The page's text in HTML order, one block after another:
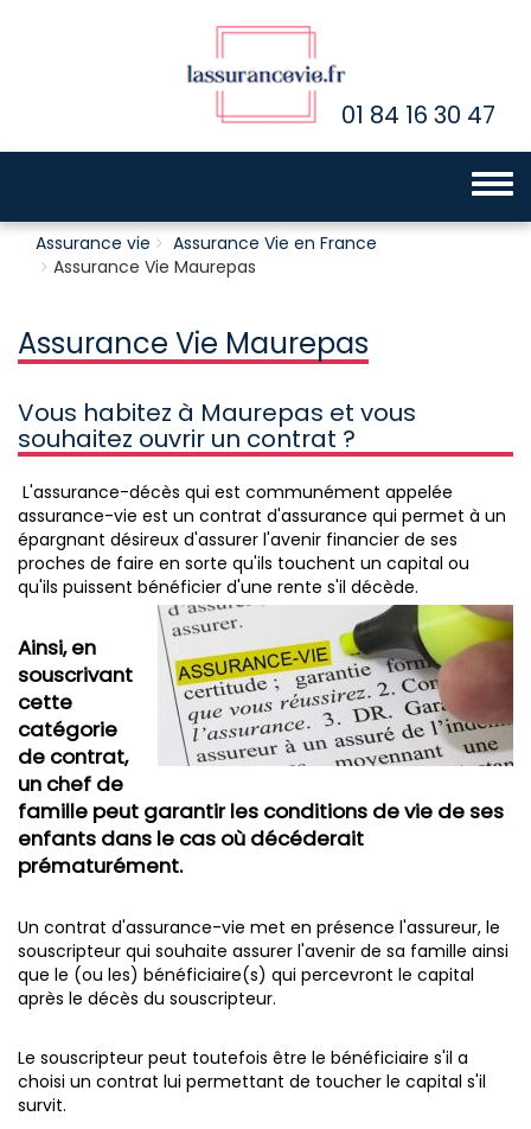
01 84 16 30 47
Toggle
Assurance vie
Assurance Vie en France
Assurance Vie Maurepas
Assurance Vie Maurepas
Vous habitez à Maurepas et vous
souhaitez ouvrir un contrat ?
L'assurance-décès qui est communément appelée
assurance-vie est un contrat d'assurance qui permet à un
épargnant désireux d'assurer l'avenir financier de ses
proches de faire en sorte qu'ils touchent un capital ou
qu'ils puissent bénéficier d'une rente s'il décède.
Ainsi, en
souscrivant
cette
catégorie
de contrat,
un chef de
famille peut garantir les conditions de vie de ses
enfants dans le cas où décéderait
prématurément.
Un contrat d'assurance-vie met en présence l'assureur, le
souscripteur qui souhaite assurer l'avenir de sa famille ainsi
que le (ou les) bénéficiaire(s) qui percevront le capital
après le décès du souscripteur.
Le souscripteur peut toutefois être le bénéficiaire s'il a
choisi un contrat lui permettant de toucher le capital s'il
survit.